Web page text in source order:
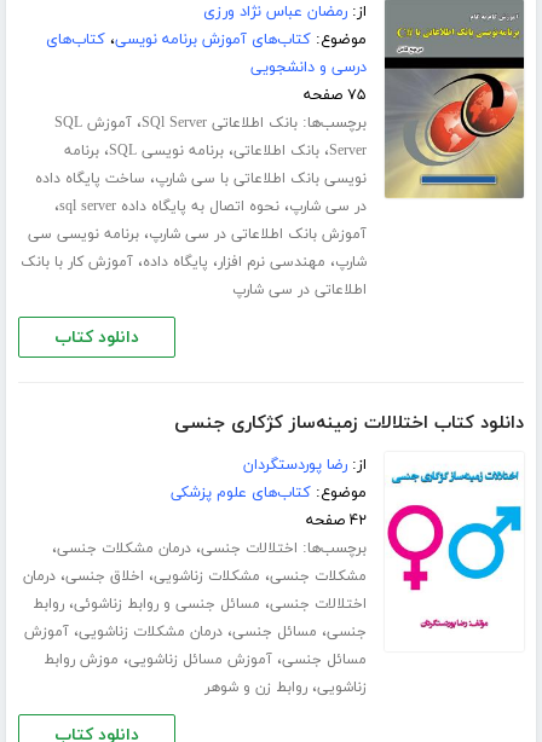
از:رمضان عباس نژاد ورزی
موضوع:کتاب‌های آموزش برنامه نویسی،کتاب‌های
درسی و دانشجویی
۷۵ صفحه
برچسب‌ها:بانک اطلاعاتی SQl Server ،
آموزش SQL
Server،بانک اطلاعاتی،برنامه نویسی SQL ،برنامه
نویسی بانک اطلاعاتی با سی شارپ، ساخت پایگاه داده
در سی شارپ،نحوه اتصال به پایگاه داده sql server ،
آموزش بانک اطلاعاتی در سی شارپ،برنامه نویسی سی
شارپ، مهندسی نرم افزار، پایگاه داده،آموزش کار با بانک
اطلاعاتی در سی شارپ
دانلود کتاب
دانلود کتاب اختلالات زمینه‌ساز کژکاری جنسی
از:رضا پوردستگردان
موضوع:کتاب‌های علوم پزشکی
۴۲ صفحه
برچسب‌ها: اختلالات جنسی،درمان مشکلات جنسی،
مشکلات جنسی، مشکلات زناشویی، اخلاق جنسی،درمان
اختلالات جنسی، مسائل جنسی و روابط زناشوئی،روابط
جنسی، مسائل جنسی،درمان مشکلات زناشویی،آموزش
مسائل جنسی،آموزش مسائل زناشویی، موزش روابط
زناشویی،روابط زن و شوهر
دانلود کتاب